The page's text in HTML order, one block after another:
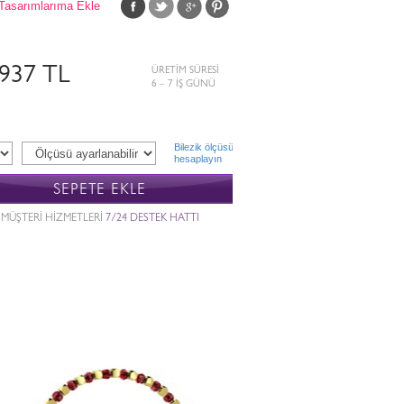
Ekle
TL
ÜRETİM SÜRESİ
6 – 7 İŞ GÜNÜ
Bilezik ölçüsü
hesaplayın
SEPETE EKLE
MÜŞTERİ HİZMETLERİ 7/24 DESTEK HATTI